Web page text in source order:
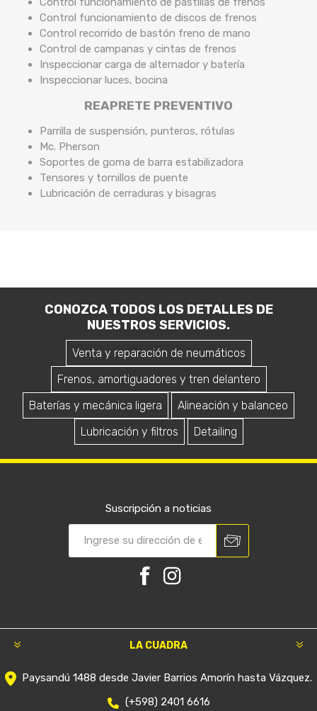
Control funcionamiento de discos de frenos
Control recorrido de bastón freno de mano
Control de campanas y cintas de frenos
Inspeccionar carga de alternador y batería
Inspeccionar luces, bocina
REAPRETE PREVENTIVO
Parrilla de suspensión, punteros, rótulas
Mc. Pherson
Soportes de goma de barra estabilizadora
Tensores y tornillos de puente
Lubricación de cerraduras y bisagras
CONOZCA TODOS LOS DETALLES DE
NUESTROS SERVICIOS.
Venta y reparación de neumáticos
Frenos, amortiguadores y tren delantero
Baterías y mecánica ligera
Alineación y balanceo
Lubricación y filtros
Detailing
Suscripción a noticias
LA CUADRA
Paysandú 1488 desde Javier Barrios Amorín hasta Vázquez.
(+598) 2401 6616